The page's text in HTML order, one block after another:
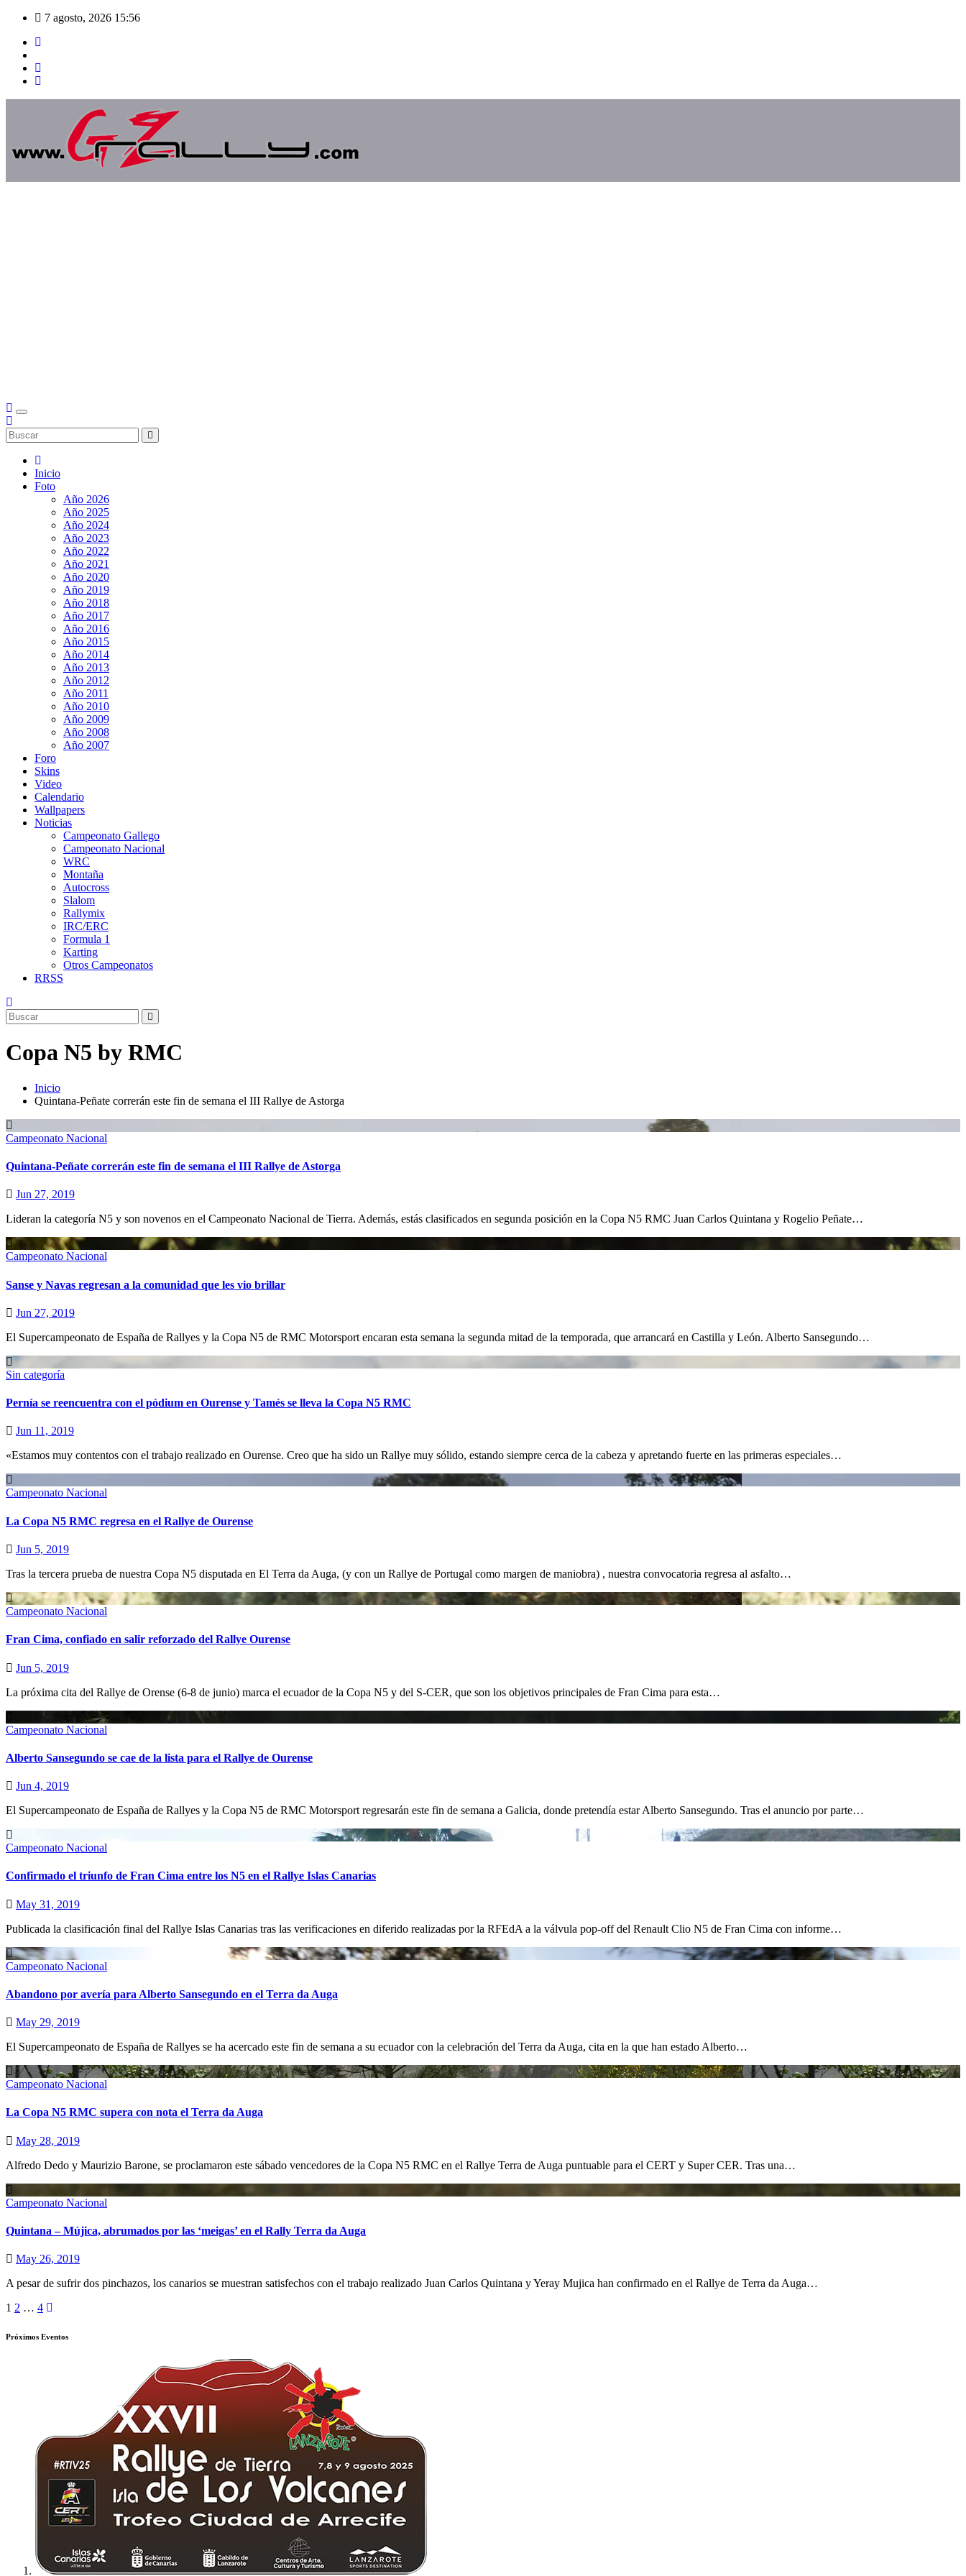
Saltar
contenido
7 agosto, 2026 15:56
Inicio
Foto
Año 2026
Año 2025
Año 2024
Año 2023
Año 2022
Año 2021
Año 2020
Año 2019
Año 2018
Año 2017
Año 2016
Año 2015
Año 2014
Año 2013
Año 2012
Año 2011
Año 2010
Año 2009
Año 2008
Año 2007
Foro
Skins
Video
Calendario
Wallpapers
Noticias
Campeonato Gallego
Campeonato Nacional
WRC
Montaña
Autocross
Slalom
Rallymix
IRC/ERC
Formula 1
Karting
Otros Campeonatos
RRSS
Copa N5 by RMC
Inicio
Quintana-Peñate correrán este fin de semana el III Rallye de Astorga
Campeonato Nacional
Quintana-Peñate correrán este fin de semana el III Rallye de Astorga
Jun 27, 2019
Lideran la categoría N5 y son novenos en el Campeonato Nacional de Tierra. Además, estás clasificados en segunda posición en la Copa N5 RMC Juan Carlos Quintana y Rogelio Peñate…
Campeonato Nacional
Sanse y Navas regresan a la comunidad que les vio brillar
Jun 27, 2019
El Supercampeonato de España de Rallyes y la Copa N5 de RMC Motorsport encaran esta semana la segunda mitad de la temporada, que arrancará en Castilla y León. Alberto Sansegundo…
Sin categoría
Pernía se reencuentra con el pódium en Ourense y Tamés se lleva la Copa N5 RMC
Jun 11, 2019
«Estamos muy contentos con el trabajo realizado en Ourense. Creo que ha sido un Rallye muy sólido, estando siempre cerca de la cabeza y apretando fuerte en las primeras especiales…
Campeonato Nacional
La Copa N5 RMC regresa en el Rallye de Ourense
Jun 5, 2019
Tras la tercera prueba de nuestra Copa N5 disputada en El Terra da Auga, (y con un Rallye de Portugal como margen de maniobra) , nuestra convocatoria regresa al asfalto…
Campeonato Nacional
Fran Cima, confiado en salir reforzado del Rallye Ourense
Jun 5, 2019
​La próxima cita del Rallye de Orense (6-8 de junio) marca el ecuador de la Copa N5 y del S-CER, que son los objetivos principales de Fran Cima para esta…
Campeonato Nacional
Alberto Sansegundo se cae de la lista para el Rallye de Ourense
Jun 4, 2019
El Supercampeonato de España de Rallyes y la Copa N5 de RMC Motorsport regresarán este fin de semana a Galicia, donde pretendía estar Alberto Sansegundo. Tras el anuncio por parte…
Campeonato Nacional
Confirmado el triunfo de Fran Cima entre los N5 en el Rallye Islas Canarias
May 31, 2019
Publicada la clasificación final del Rallye Islas Canarias tras las verificaciones en diferido realizadas por la RFEdA a la válvula pop-off del Renault Clio N5 de Fran Cima con informe…
Campeonato Nacional
Abandono por avería para Alberto Sansegundo en el Terra da Auga
May 29, 2019
El Supercampeonato de España de Rallyes se ha acercado este fin de semana a su ecuador con la celebración del Terra da Auga, cita en la que han estado Alberto…
Campeonato Nacional
La Copa N5 RMC supera con nota el Terra da Auga
May 28, 2019
Alfredo Dedo y Maurizio Barone, se proclamaron este sábado vencedores de la Copa N5 RMC en el Rallye Terra de Auga puntuable para el CERT y Super CER. Tras una…
Campeonato Nacional
Quintana – Mújica, abrumados por las ‘meigas’ en el Rally Terra da Auga
May 26, 2019
A pesar de sufrir dos pinchazos, los canarios se muestran satisfechos con el trabajo realizado Juan Carlos Quintana y Yeray Mujica han confirmado en el Rallye de Terra da Auga…
Paginación
de
1 2 … 4
Próximos Eventos